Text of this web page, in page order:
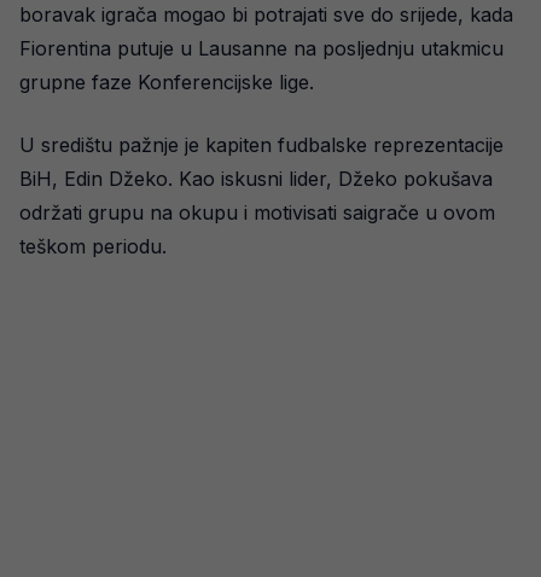
boravak igrača mogao bi potrajati sve do srijede, kada
Fiorentina putuje u Lausanne na posljednju utakmicu
grupne faze Konferencijske lige.
U središtu pažnje je kapiten fudbalske reprezentacije
BiH, Edin Džeko. Kao iskusni lider, Džeko pokušava
održati grupu na okupu i motivisati saigrače u ovom
teškom periodu.